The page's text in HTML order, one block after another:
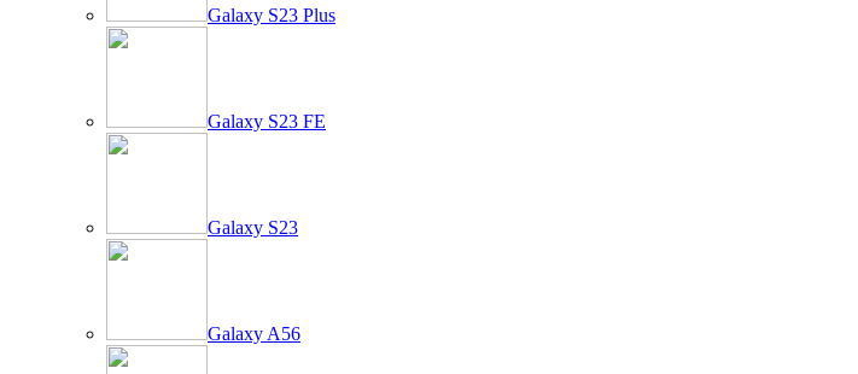
Galaxy S23 Plus
Galaxy S23 FE
Galaxy S23
Galaxy A56